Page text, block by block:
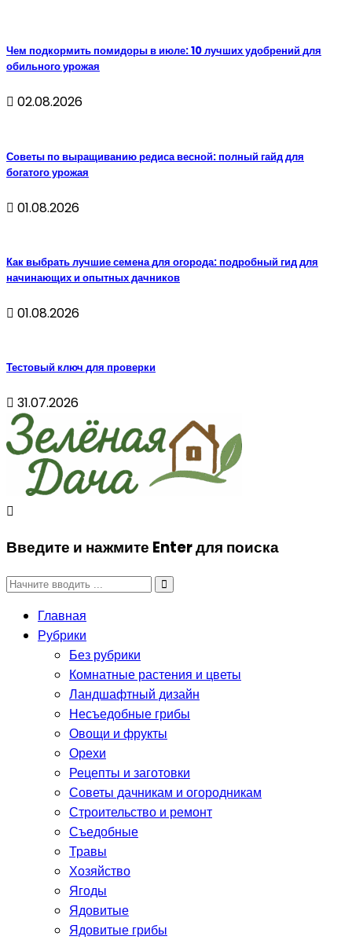
Чем подкормить помидоры в июле: 10 лучших удобрений для
обильного урожая
02.08.2026
Советы по выращиванию редиса весной: полный гайд для
богатого урожая
01.08.2026
Как выбрать лучшие семена для огорода: подробный гид для
начинающих и опытных дачников
01.08.2026
Тестовый ключ для проверки
31.07.2026
Введите и нажмите Enter для поиска
Главная
Рубрики
Без рубрики
Комнатные растения и цветы
Ландшафтный дизайн
Несъедобные грибы
Овощи и фрукты
Орехи
Рецепты и заготовки
Советы дачникам и огородникам
Строительство и ремонт
Съедобные
Травы
Хозяйство
Ягоды
Ядовитые
Ядовитые грибы